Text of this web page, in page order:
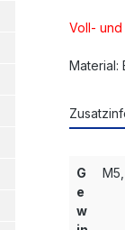
Voll-
Material:
G
e
w